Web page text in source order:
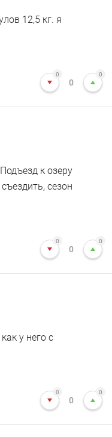
12,5 кг. я
0
0
0
к озеру
сезон
0
0
0
у него с
0
0
0